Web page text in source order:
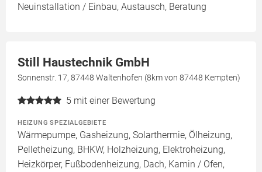
Neuinstallation / Einbau, Austausch, Beratung
Still Haustechnik GmbH
Sonnenstr. 17, 87448 Waltenhofen (8km von 87448 Kempten)
5 mit einer Bewertung
HEIZUNG SPEZIALGEBIETE
Wärmepumpe, Gasheizung, Solarthermie, Ölheizung,
Pelletheizung, BHKW, Holzheizung, Elektroheizung,
Heizkörper, Fußbodenheizung, Dach, Kamin / Ofen,